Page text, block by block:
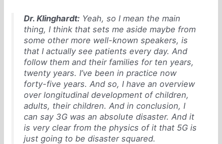
Dr. Klinghardt: Yeah, so I mean the main
thing, I think that sets me aside maybe from
some other more well-known speakers, is
that I actually see patients every day. And
follow them and their families for ten years,
twenty years. I’ve been in practice now
forty-five years. And so, I have an overview
over longitudinal development of children,
adults, their children. And in conclusion, I
can say 3G was an absolute disaster. And it
is very clear from the physics of it that 5G is
just going to be disaster squared.